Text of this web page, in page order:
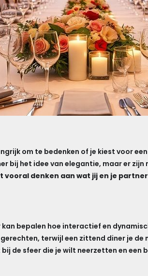
om te bedenken of je kiest voor
bij het idee van elegantie, maar er
vooral denken aan wat jij en je
bepalen hoe interactief en
terwijl een zittend diner je
de sfeer die je wilt neerzetten en een